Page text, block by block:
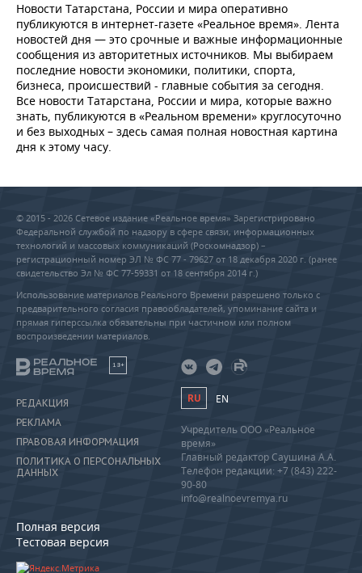
Новости Татарстана, России и мира оперативно
публикуются в интернет-газете «Реальное время». Лента
новостей дня — это срочные и важные информационные
сообщения из авторитетных источников. Мы выбираем
последние новости экономики, политики, спорта,
бизнеса, происшествий - главные события за сегодня.
Все новости Татарстана, России и мира, которые важно
знать, публикуются в «Реальном времени» круглосуточно
и без выходных – здесь самая полная новостная картина
дня к этому часу.
© 2015 - 2026 Сетевое издание «Реальное время» Зарегистрировано
Федеральной службой по надзору в сфере связи, информационных
технологий и массовых коммуникаций (Роскомнадзор) –
регистрационный номер ЭЛ № ФС 77 - 79627 от 18 декабря 2020 г. (ранее
свидетельство Эл № ФС 77-59331 от 18 сентября 2014 г.)
Использование материалов Реального Времени разрешено только с
предварительного согласия правообладателей, упоминание сайта и
прямая гиперссылка обязательны при частичном или полном
воспроизведении материалов.
18+
РЕДАКЦИЯ
РЕКЛАМА
ПРАВОВАЯ ИНФОРМАЦИЯ
ПОЛИТИКА О ПЕРСОНАЛЬНЫХ
ДАННЫХ
Полная версия
Тестовая версия
RU EN
Учредитель ООО «Реальное
время»
Главный редактор Саушина А.А.
Телефон редакции: +7 (843) 222-
90-80
info@realnoevremya.ru